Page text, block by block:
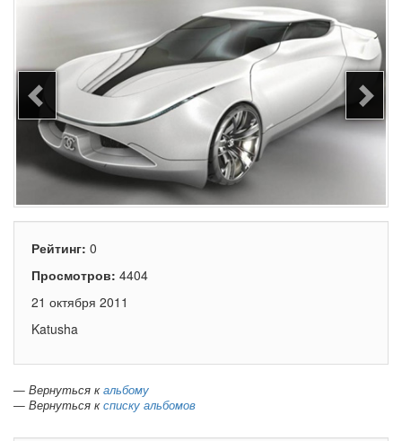
Рейтинг: 0
Просмотров: 4404
21 октября 2011
Katusha
— Вернуться кальбому
— Вернуться ксписку альбомов